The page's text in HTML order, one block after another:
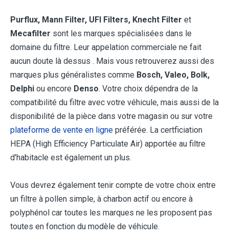
Purflux, Mann Filter, UFI Filters, Knecht Filter et
Mecafilter sont les marques spécialisées dans le
domaine du filtre. Leur appelation commerciale ne fait
aucun doute là dessus . Mais vous retrouverez aussi des
marques plus généralistes comme Bosch, Valeo, Bolk,
Delphi ou encore Denso. Votre choix dépendra de la
compatibilité du filtre avec votre véhicule, mais aussi de la
disponibilité de la pièce dans votre magasin ou sur votre
plateforme de vente en ligne préférée. La certficiation
HEPA (High Efficiency Particulate Air) apportée au filtre
d'habitacle est également un plus.
Vous devrez également tenir compte de votre choix entre
un filtre à pollen simple, à charbon actif ou encore à
polyphénol car toutes les marques ne les proposent pas
toutes en fonction du modèle de véhicule.